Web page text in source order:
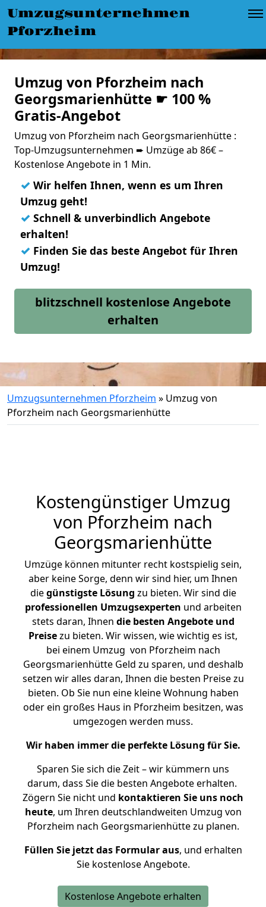
Umzugsunternehmen
Pforzheim
Umzug von Pforzheim nach
Georgsmarienhütte ☛ 100 %
Gratis-Angebot
Umzug von Pforzheim nach Georgsmarienhütte :
Top-Umzugsunternehmen ➨ Umzüge ab 86€ –
Kostenlose Angebote in 1 Min.
✓ Wir helfen Ihnen, wenn es um Ihren
Umzug geht!
✓ Schnell & unverbindlich Angebote
erhalten!
✓ Finden Sie das beste Angebot für Ihren
Umzug!
blitzschnell kostenlose Angebote
erhalten
Umzugsunternehmen Pforzheim » Umzug von
Pforzheim nach Georgsmarienhütte
Kostengünstiger Umzug
von Pforzheim nach
Georgsmarienhütte
Umzüge können mitunter recht kostspielig sein,
aber keine Sorge, denn wir sind hier, um Ihnen
diegünstigste Lösung zu bieten. Wir sind die
professionellen Umzugsexperten und arbeiten
stets daran, Ihnen die besten Angebote und
Preisezu bieten. Wir wissen, wie wichtig es ist,
bei einem Umzug von Pforzheim nach
Georgsmarienhütte Geld zu sparen, und deshalb
setzen wir alles daran, Ihnen die besten Preise zu
bieten. Ob Sie nun eine kleine Wohnung haben
oder ein großes Haus in Pforzheim besitzen, was
umgezogen werden muss.
Wir haben immer die perfekte Lösung für Sie.
Sparen Sie sich die Zeit – wir kümmern uns
darum, dass Sie die besten Angebote erhalten.
Zögern Sie nicht und kontaktieren Sie uns noch
heute, um Ihren deutschlandweiten Umzug von
Pforzheim nach Georgsmarienhütte zu planen.
Füllen Sie jetzt das Formular aus, und erhalten
Sie kostenlose Angebote.
Kostenlose Angebote erhalten